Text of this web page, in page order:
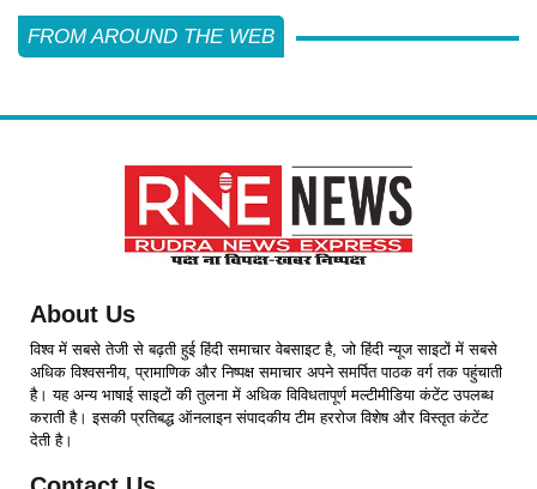
FROM AROUND THE WEB
About Us
विश्व में सबसे तेजी से बढ़ती हुई हिंदी समाचार वेबसाइट है, जो हिंदी न्यूज साइटों में सबसे
अधिक विश्वसनीय, प्रामाणिक और निष्पक्ष समाचार अपने समर्पित पाठक वर्ग तक पहुंचाती
है। यह अन्य भाषाई साइटों की तुलना में अधिक विविधतापूर्ण मल्टीमीडिया कंटेंट उपलब्ध
कराती है। इसकी प्रतिबद्ध ऑनलाइन संपादकीय टीम हररोज विशेष और विस्तृत कंटेंट
देती है।